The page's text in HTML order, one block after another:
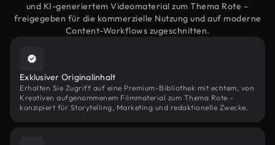
und KI-generiertem Videomaterial zum Thema Rote –
freigegeben für die kommerzielle Nutzung und auf moderne
Content-Workflows zugeschnitten.
Exklusiver Originalinhalt
Erhalten Sie Zugriff auf eine Premium-Bibliothek mit echtem, von
Kreativen aufgenommenem Filmmaterial zum Thema Rote –
konzipiert für Storytelling, Marketing und redaktionelle Zwecke.